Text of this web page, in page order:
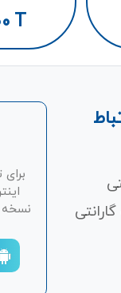
T
نسخه